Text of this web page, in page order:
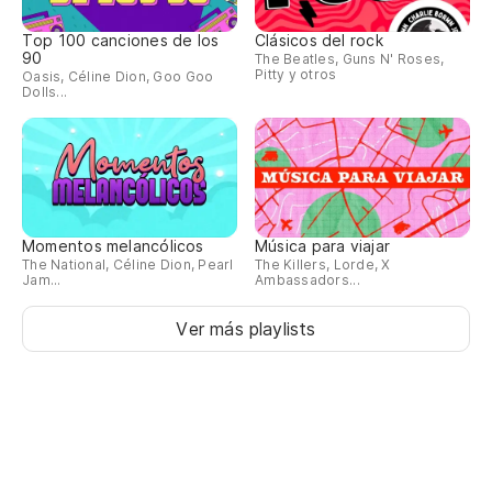
Top 100 canciones de los
90
Oasis, Céline Dion, Goo Goo
Dolls...
Clásicos del rock
The Beatles, Guns N' Roses,
Pitty y otros
Momentos melancólicos
The National, Céline Dion, Pearl
Jam...
Música para viajar
The Killers, Lorde, X
Ambassadors...
Ver más playlists